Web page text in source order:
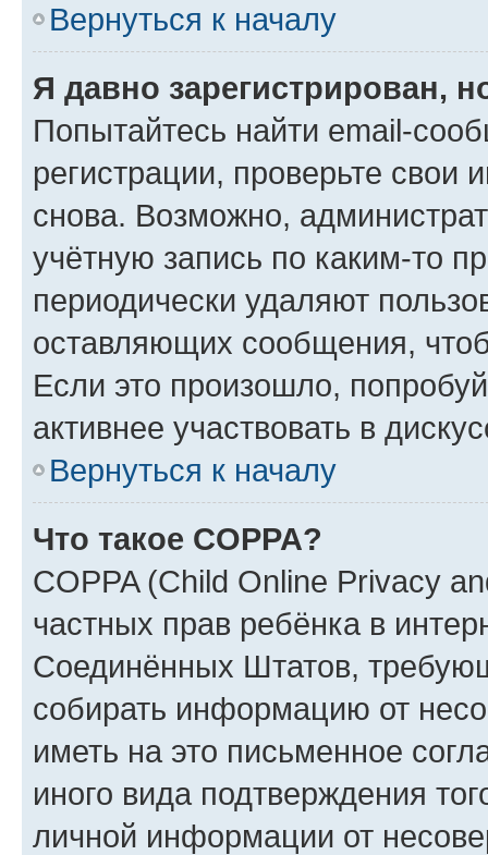
Вернуться к началу
Я давно зарегистрирован,
Попытайтесь найти email-
регистрации, проверьте свои
снова. Возможно,
учётную запись по каким-то
периодически удаляют
оставляющих сообщения,
Если это произошло,
активнее участвовать в
Вернуться к началу
Что такое COPPA?
COPPA (Child Online Privacy
частных прав ребёнка в
Соединённых Штатов,
собирать информацию от
иметь на это письменное
иного вида подтверждения
личной информации от